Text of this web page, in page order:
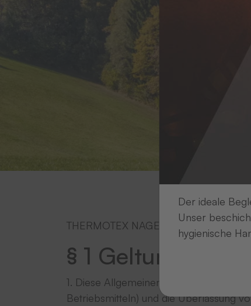
THERMOTEX NAGEL GmbH |
§ 1
1. Diese Allgemeinen
Betriebsmitteln) und die Überlassung
Der ideale
Unser
hygienische